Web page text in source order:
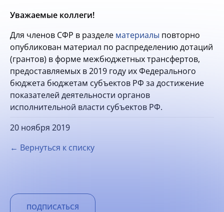
Уважаемые коллеги!
Для членов СФР в разделе материалы повторно
опубликован материал по распределению дотаций
(грантов) в форме межбюджетных трансфертов,
предоставляемых в 2019 году их Федерального
бюджета бюджетам субъектов РФ за достижение
показателей деятельности органов
исполнительной власти субъектов РФ.
20 ноября 2019
← Вернуться к списку
ПОДПИСАТЬСЯ